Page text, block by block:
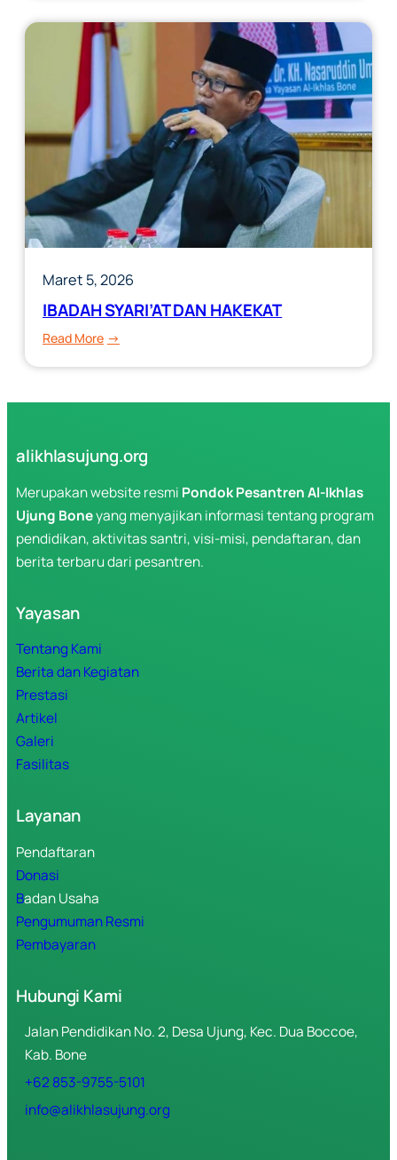
SPIRITUAL
MENYIKAPI
YANG
SEDANG
BERGEJOLAK???
Maret 5, 2026
IBADAH SYARI’AT DAN HAKEKAT
Read More:
DAN
alikhlasujung.org
Merupakan website resmi Pondok Pesantren Al-Ikhlas
Ujung Boneyang menyajikan informasi tentang program
pendidikan, aktivitas santri, visi-misi, pendaftaran, dan
berita terbaru dari pesantren.
Yayasan
Tentang Kami
Berita dan Kegiatan
Prestasi
Artikel
Galeri
Fasilitas
Layanan
Pendaftaran
Donasi
Badan Usaha
Pengumuman Resmi
Pembayaran
Hubungi Kami
Jalan Pendidikan No. 2, Desa Ujung, Kec. Dua Boccoe,
Kab. Bone
+62 853-9755-5101
info@alikhlasujung.org